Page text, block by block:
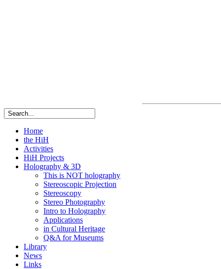
Home
the HiH
Activities
HiH Projects
Holography & 3D
This is NOT holography
Stereoscopic Projection
Stereoscopy
Stereo Photography
Intro to Holography
Applications
in Cultural Heritage
Q&A for Museums
Library
News
Links